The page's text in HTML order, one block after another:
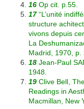
16 Op cit. p.55.
17“L’unité
structure
vivons depuis
La
Madrid, 1970, p.
18 Jean-Paul
1948.
19 Clive Bell,
Readings in
Macmillan, New